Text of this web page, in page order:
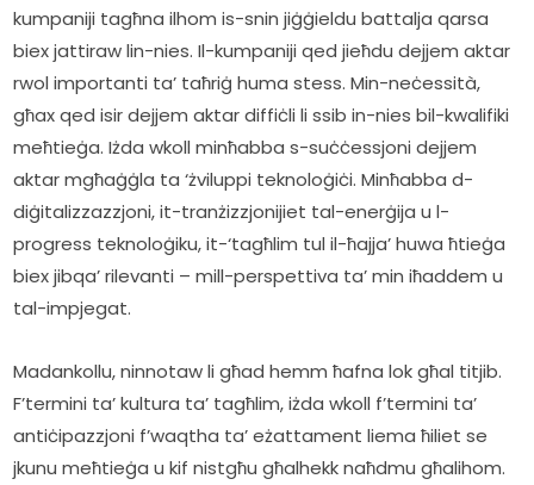
kumpaniji tagħna ilhom is-snin jiġġieldu battalja qarsa
biex jattiraw lin-nies. Il-kumpaniji qed jieħdu dejjem aktar
rwol importanti ta’ taħriġ huma stess. Min-neċessità,
għax qed isir dejjem aktar diffiċli li ssib in-nies bil-kwalifiki
meħtieġa. Iżda wkoll minħabba s-suċċessjoni dejjem
aktar mgħaġġla ta ‘żviluppi teknoloġiċi. Minħabba d-
diġitalizzazzjoni, it-tranżizzjonijiet tal-enerġija u l-
progress teknoloġiku, it-‘tagħlim tul il-ħajja’ huwa ħtieġa
biex jibqa’ rilevanti – mill-perspettiva ta’ min iħaddem u
tal-impjegat.
Madankollu, ninnotaw li għad hemm ħafna lok għal titjib.
F’termini ta’ kultura ta’ tagħlim, iżda wkoll f’termini ta’
antiċipazzjoni f’waqtha ta’ eżattament liema ħiliet se
jkunu meħtieġa u kif nistgħu għalhekk naħdmu għalihom.